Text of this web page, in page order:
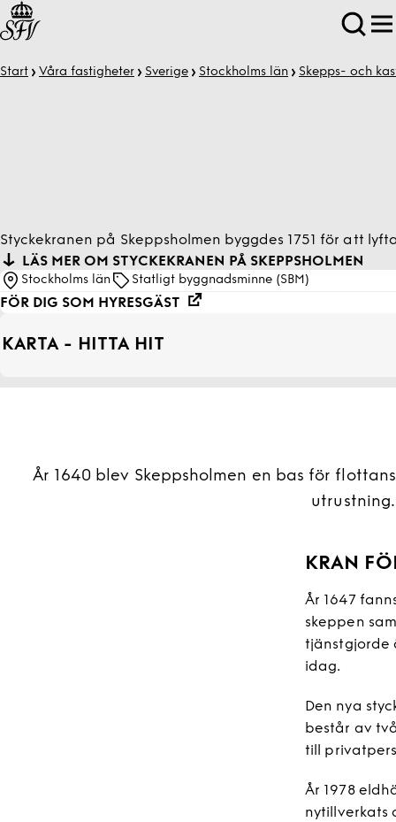
Start Våra fastigheter Sverige Stockholms län Skepps- och
Styckekranen på Skeppsholmen byggdes 1751 för att
LÄS MER OM STYCKEKRANEN PÅ SKEPPSHOLMEN
Stockholms län Statligt byggnadsminne (SBM)
FÖR DIG SOM HYRESGÄST
KARTA - HITTA HIT
År 1640 blev Skeppsholmen en bas för
KRAN
År 1647
skeppen
tjänstgjorde
idag.
Den nya
består av
till
År 1978
nytillverkats